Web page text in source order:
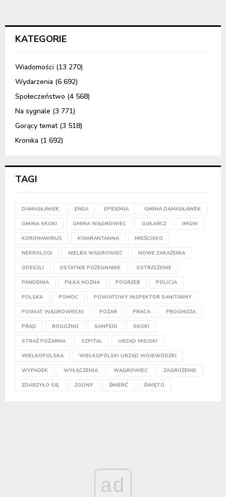
KATEGORIE
Wiadomości (13 270)
Wydarzenia (6 692)
Społeczeństwo (4 568)
Na sygnale (3 771)
Gorący temat(3 518)
Kronika (1 692)
TAGI
DAMASŁAWEK ENEA EPIDEMIA GMINA DAMASŁAWEK
GMINA SKOKI GMINA WĄGROWIEC GOŁAŃCZ IMGW
KORONAWIRUS KWARANTANNA MIEŚCISKO
NEKROLOGI NIELBA WĄGROWIEC NOWE ZAKAŻENIA
ODESZLI OSTATNIE POŻEGNANIE OSTRZEŻENIE
PANDEMIA PIŁKA NOŻNA POGRZEB POLICJA
POLSKA POMOC POWIATOWY INSPEKTOR SANITARNY
POWIAT WĄGROWIECKI POŻAR PRACA PROGNOZA
PRĄD ROGOŹNO SANPEID SKOKI
STRAŻ POŻARNA SZPITAL URZĄD MIEJSKI
WIELKOPOLSKA WIELKOPOLSKI URZĄD WOJEWÓDZKI
WYPADEK WYŁĄCZENIA WĄGROWIEC ZAGROŻENIE
ZDARZYŁO SIĘ ZGONY ŚMIERĆ ŚWIĘTO
ad